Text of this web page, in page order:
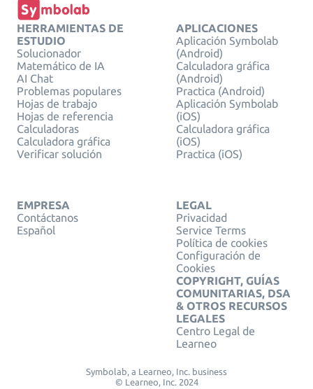
HERRAMIENTAS DE
ESTUDIO
Solucionador
Matemático de IA
AI Chat
Problemas populares
Hojas de trabajo
Hojas de referencia
Calculadoras
Calculadora gráfica
Verificar solución
APLICACIONES
Aplicación Symbolab
(Android)
Calculadora gráfica
(Android)
Practica (Android)
Aplicación Symbolab
(iOS)
Calculadora gráfica
(iOS)
Practica (iOS)
EMPRESA
Contáctanos
Español
LEGAL
Privacidad
Service Terms
Política de cookies
Configuración de
Cookies
COPYRIGHT, GUÍAS
COMUNITARIAS, DSA
& OTROS RECURSOS
LEGALES
Centro Legal de
Learneo
Symbolab, a Learneo, Inc. business
© Learneo, Inc. 2024